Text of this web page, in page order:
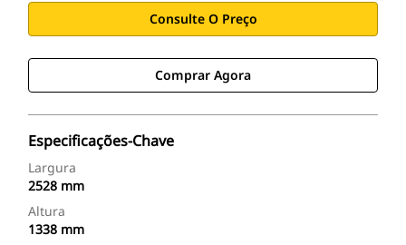
Consulte O Preço
Comprar Agora
Especificações-Chave
Largura
2528 mm
Altura
1338 mm